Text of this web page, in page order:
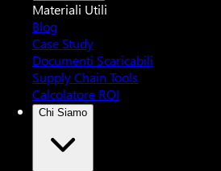
Materiali Utili
Blog
Case Study
Documenti Scaricabili
Supply Chain Tools
Calcolatore ROI
Chi Siamo